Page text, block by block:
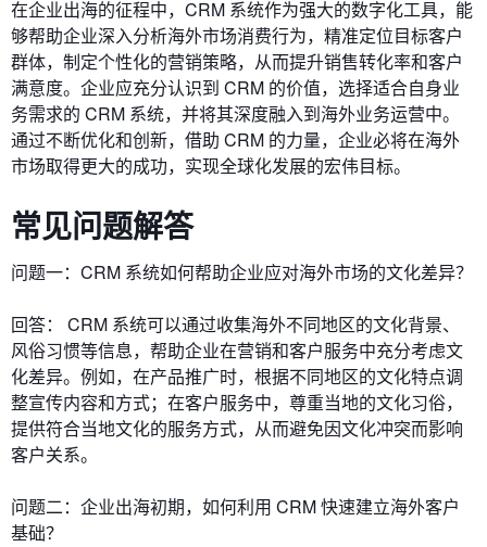
在企业出海的征程中，CRM 系统作为强大的数字化工具，能
够帮助企业深入分析海外市场消费行为，精准定位目标客户
群体，制定个性化的营销策略，从而提升销售转化率和客户
满意度。企业应充分认识到 CRM 的价值，选择适合自身业
务需求的 CRM 系统，并将其深度融入到海外业务运营中。
通过不断优化和创新，借助 CRM 的力量，企业必将在海外
市场取得更大的成功，实现全球化发展的宏伟目标。
常见问题解答
问题一：CRM 系统如何帮助企业应对海外市场的文化差异？
回答： CRM 系统可以通过收集海外不同地区的文化背景、
风俗习惯等信息，帮助企业在营销和客户服务中充分考虑文
化差异。例如，在产品推广时，根据不同地区的文化特点调
整宣传内容和方式；在客户服务中，尊重当地的文化习俗，
提供符合当地文化的服务方式，从而避免因文化冲突而影响
客户关系。
问题二：企业出海初期，如何利用 CRM 快速建立海外客户
基础？